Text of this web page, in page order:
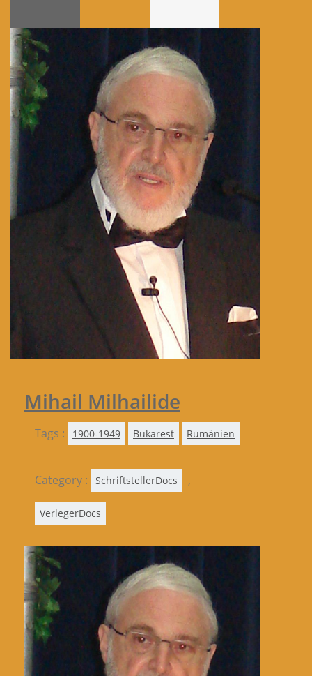
Mihail Milhailide
Tags : 1900-1949 Bukarest Rumänien
Category : SchriftstellerDocs ,
VerlegerDocs